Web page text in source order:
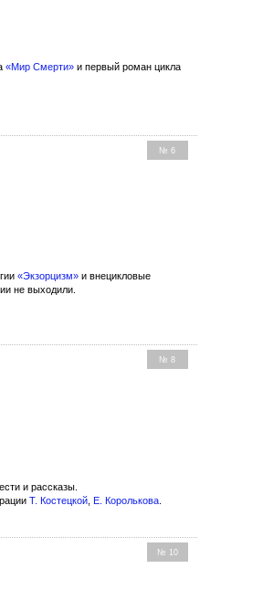
«Мир Смерти» и первый роман цикла
№ 6
«Экзорцизм» и внецикловые
не выходили.
№ 8
и рассказы.
Т. Костецкой Е. Королькова
№ 10